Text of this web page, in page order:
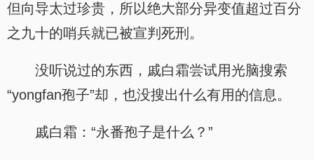
但向导太过珍贵，所以绝大部分异变值超过百分
之九十的哨兵就已被宣判死刑。
没听说过的东西，戚白霜尝试用光脑搜索
“yongfan孢子”却，也没搜出什么有用的信息。
戚白霜：“永番孢子是什么？”